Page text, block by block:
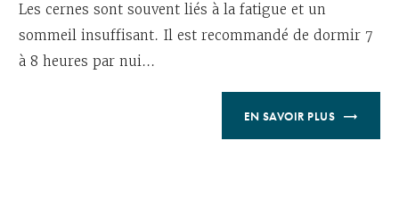
Les cernes sont souvent liés à la fatigue et un
sommeil insuffisant. Il est recommandé de dormir 7
à 8 heures par nui...
EN SAVOIR PLUS